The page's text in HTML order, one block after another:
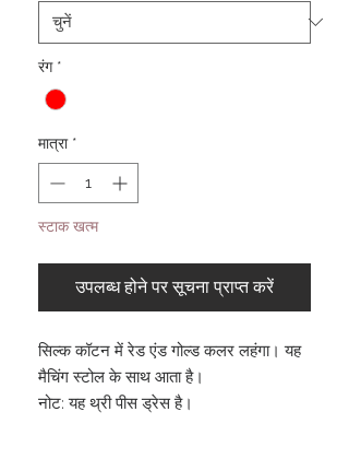
रंग *
मात्रा *
स्टाक खत्म
उपलब्ध होने पर सूचना प्राप्त करें
सिल्क कॉटन में रेड एंड गोल्ड कलर लहंगा। यह
मैचिंग स्टोल के साथ आता है।
नोट: यह थ्री पीस ड्रेस है।